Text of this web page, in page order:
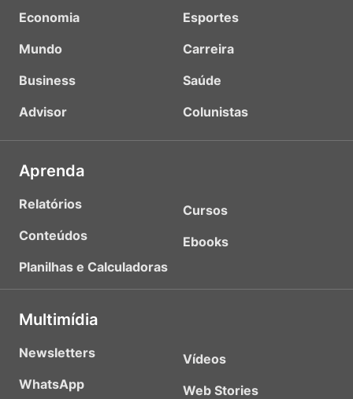
Economia
Mundo
Business
Advisor
Esportes
Carreira
Saúde
Colunistas
Aprenda
Relatórios
Conteúdos
Planilhas e Calculadoras
Cursos
Ebooks
Multimídia
Newsletters
WhatsApp
Vídeos
Web Stories